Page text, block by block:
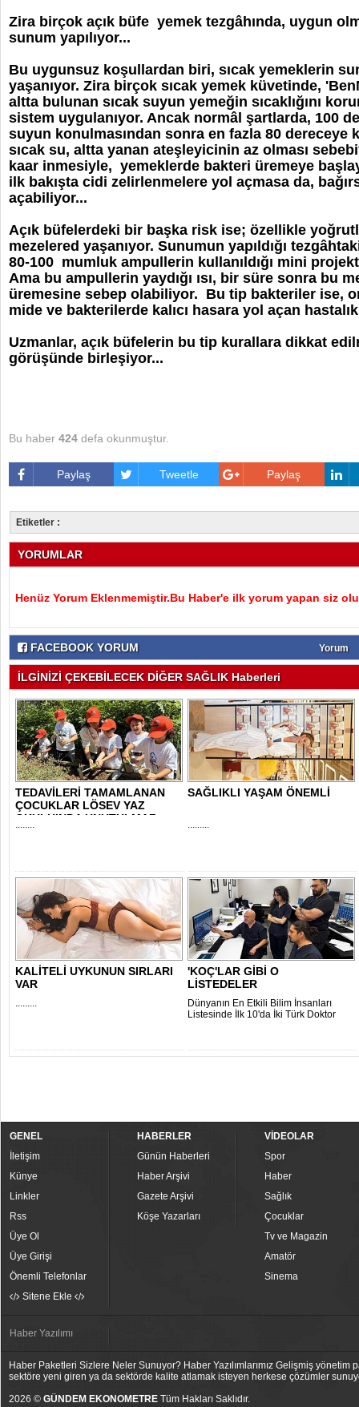
Zira birçok açık büfe yemek tezgâhında, uygun
sunum yapılıyor...
Bu uygunsuz koşullardan biri, sıcak yemeklerin
yaşanıyor. Zira birçok sıcak yemek küvetinde,
altta bulunan sıcak suyun yemeğin sıcaklığını
sistem uygulanıyor. Ancak normâl şartlarda, 100
suyun konulmasından sonra en fazla 80 dereceye
sıcak su, altta yanan ateşleyicinin az olması
kaar inmesiyle, yemeklerde bakteri üremeye
ilk bakışta cidi zelirlenmelere yol açmasa da,
açabiliyor...
Açık büfelerdeki bir başka risk ise; özellikle
mezelered yaşanıyor. Sunumun yapıldığı
80-100 mumluk ampullerin kullanıldığı mini
Ama bu ampullerin yaydığı ısı, bir süre sonra bu
üremesine sebep olabiliyor. Bu tip bakteriler ise,
mide ve bakterilerde kalıcı hasara yol açan
Uzmanlar, açık büfelerin bu tip kurallara dikkat
görüşünde birleşiyor...
Bu haber 424 defa okunmuştur.
Paylaş Tweetle Paylaş
Etiketler :
YORUMLAR
Henüz Yorum Eklenmemiştir.Bu Haber'e ilk yorum yapan siz
FACEBOOK YORUM Yorum
İLGİNİZİ ÇEKEBİLECEK DİĞER SAĞLIK Haberleri
TEDAVİLERİ TAMAMLANAN
ÇOCUKLAR LÖSEV YAZ
OKULU’NDA UNUTULMAZ..
........
SAĞLIKLI YAŞAM ÖNEMLİ
.........
KALİTELİ UYKUNUN SIRLARI
VAR
.........
'KOÇ'LAR GİBİ O
LİSTEDELER
Dünyanın En Etkili Bilim İnsanları
Listesinde İlk 10'da İki Türk Doktor
GENEL
İletişim
Künye
Linkler
Rss
Üye Ol
Üye Girişi
Önemli Telefonlar
Sitene Ekle
HABERLER
Günün Haberleri
Haber Arşivi
Gazete Arşivi
Köşe Yazarları
VİDEOLAR
Spor
Haber
Sağlık
Çocuklar
Tv ve Magazin
Amatör
Sinema
Haber Yazılımı
Haber Paketleri Sizlere Neler Sunuyor? Haber Yazılımlarımız Gelişmiş
sektöre yeni giren ya da sektörde kalite atlamak isteyen herkese çözümler
2026 © GÜNDEM EKONOMETRE Tüm Hakları Saklıdır.